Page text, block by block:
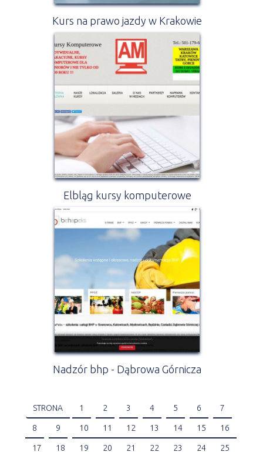
Kurs na prawo jazdy w Krakowie
Elbląg kursy komputerowe
Nadzór bhp - Dąbrowa Górnicza
STRONA 1 2 3 4 5 6 7
8 9 10 11 12 13 14 15 16
17 18 19 20 21 22 23 24 25